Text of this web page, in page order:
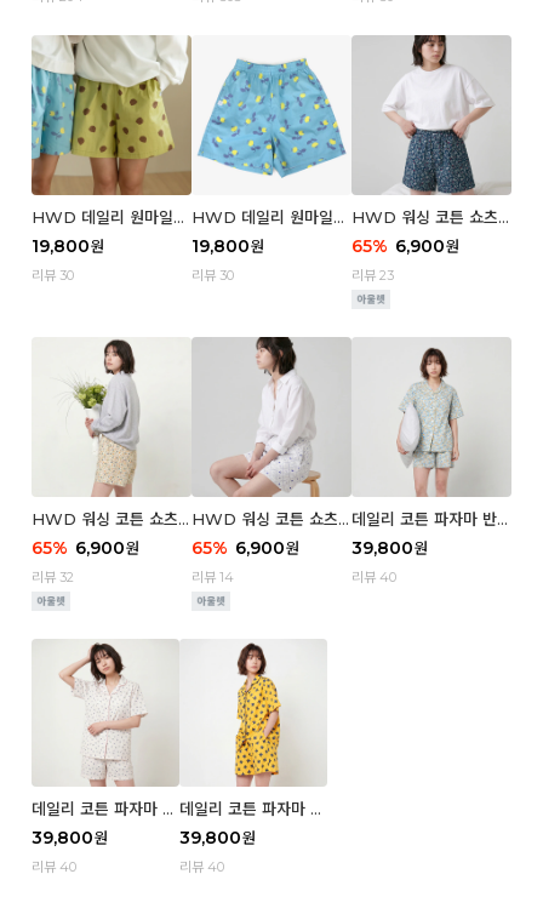
HWD 데일리 원마일
쇼츠 - 03 Poodle (우
먼)
19,800원
리뷰 30
HWD 데일리 원마일
쇼츠 - 02 Chouchou
(우먼)
19,800원
리뷰 30
HWD 워싱 코튼 쇼츠
(우먼) - 03 Berry tre
e
65% 6,900원
리뷰 23
HWD 워싱 코튼 쇼츠
(우먼) - 02 Retro flo
wer
65% 6,900원
리뷰 32
HWD 워싱 코튼 쇼츠
(우먼) - 01 Blue whal
e
65% 6,900원
리뷰 14
데일리 코튼 파자마 반팔
세트 (우먼) - 03 Sum
mer lane
39,800원
리뷰 40
데일리 코튼 파자마 반
팔 세트 (우먼) - 02
Blue cherry
39,800원
리뷰 40
데일리 코튼 파자마 반
팔 세트 (우먼) - 01 Mi
z
39,800원
리뷰 40